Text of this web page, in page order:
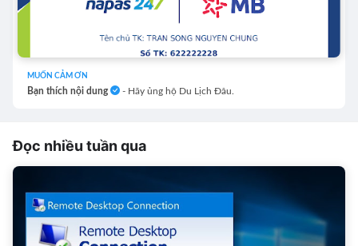
MUỐN CẢM ƠN
Bạn thích nội dung - Hãy ủng hộ Du Lịch Đâu.
Đọc nhiều tuần qua